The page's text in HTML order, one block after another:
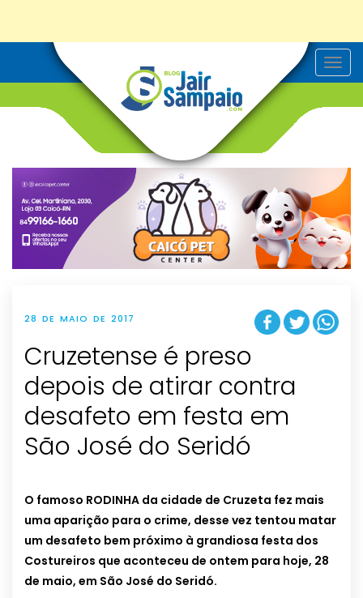
T
o
v
g
t
i
o
n
28 DE MAIO DE 2017
Cruzetense é preso
depois de atirar contra
desafeto em festa em
São José do Seridó
O famoso RODINHA da cidade de Cruzeta fez mais
uma aparição para o crime, desse vez tentou matar
um desafeto bem próximo à grandiosa festa dos
Costureiros que aconteceu de ontem para hoje, 28
de maio, em São José do Seridó.